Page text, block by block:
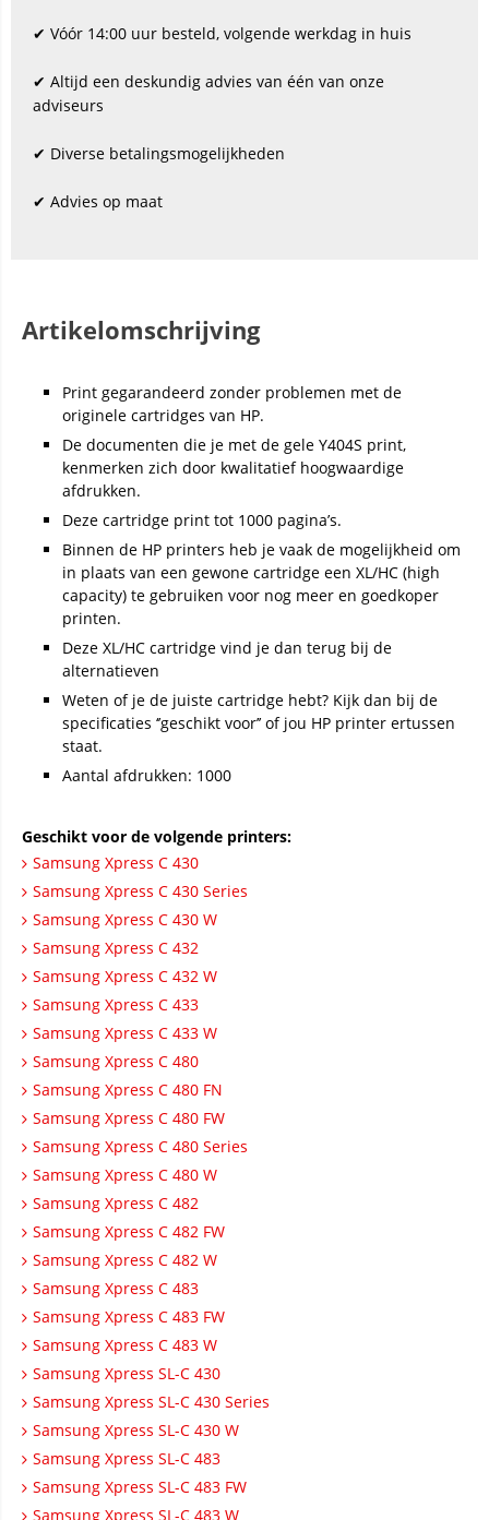
✔ Vóór 14:00 uur besteld, volgende werkdag in huis
✔ Altijd een deskundig advies van één van onze
adviseurs
✔ Diverse betalingsmogelijkheden
✔ Advies op maat
Artikelomschrijving
Print gegarandeerd zonder problemen met de
originele cartridges van HP.
De documenten die je met de gele Y404S print,
kenmerken zich door kwalitatief hoogwaardige
afdrukken.
Deze cartridge print tot 1000 pagina’s.
Binnen de HP printers heb je vaak de mogelijkheid om
in plaats van een gewone cartridge een XL/HC (high
capacity) te gebruiken voor nog meer en goedkoper
printen.
Deze XL/HC cartridge vind je dan terug bij de
alternatieven
Weten of je de juiste cartridge hebt? Kijk dan bij de
specificaties ‘’geschikt voor’’ of jou HP printer ertussen
staat.
Aantal afdrukken: 1000
Geschikt voor de volgende printers:
Samsung Xpress C 430
Samsung Xpress C 430 Series
Samsung Xpress C 430 W
Samsung Xpress C 432
Samsung Xpress C 432 W
Samsung Xpress C 433
Samsung Xpress C 433 W
Samsung Xpress C 480
Samsung Xpress C 480 FN
Samsung Xpress C 480 FW
Samsung Xpress C 480 Series
Samsung Xpress C 480 W
Samsung Xpress C 482
Samsung Xpress C 482 FW
Samsung Xpress C 482 W
Samsung Xpress C 483
Samsung Xpress C 483 FW
Samsung Xpress C 483 W
Samsung Xpress SL-C 430
Samsung Xpress SL-C 430 Series
Samsung Xpress SL-C 430 W
Samsung Xpress SL-C 483
Samsung Xpress SL-C 483 FW
Samsung Xpress SL-C 483 W